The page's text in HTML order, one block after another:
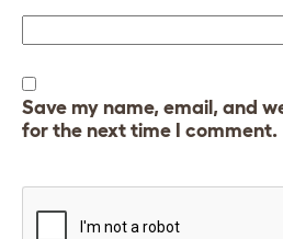
Save my name, email, and
for the next time I comment.